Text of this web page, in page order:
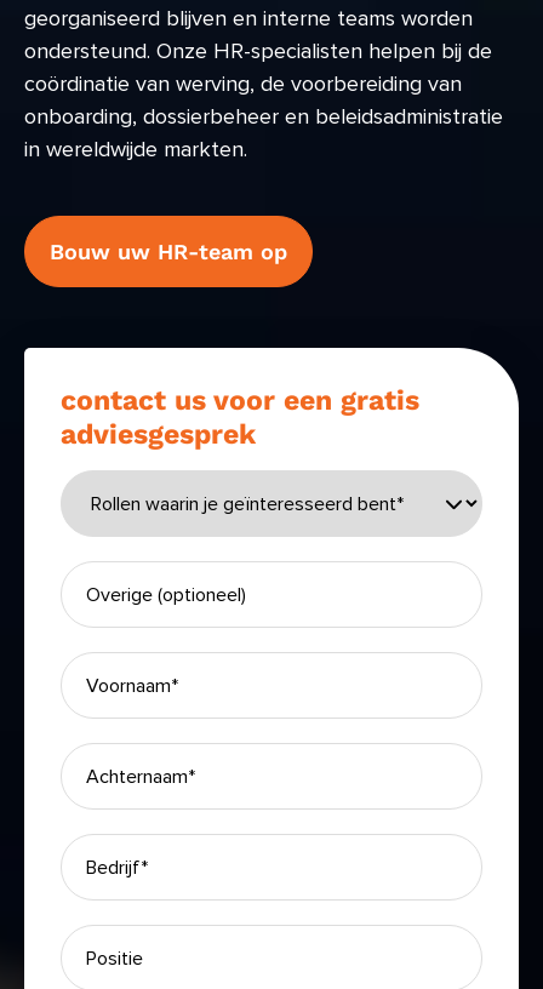
georganiseerd blijven en interne teams worden
ondersteund. Onze HR-specialisten helpen bij de
coördinatie van werving, de voorbereiding van
onboarding, dossierbeheer en beleidsadministratie
in wereldwijde markten.
Bouw uw HR-team op
contact us voor een gratis
adviesgesprek